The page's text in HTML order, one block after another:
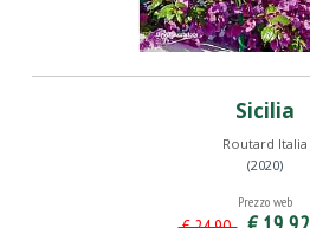
Sicilia
Routard Italia
(2020)
Prezzo web